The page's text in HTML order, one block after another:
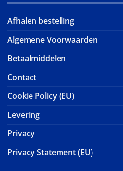
Afhalen bestelling
Algemene Voorwaarden
Betaalmiddelen
Contact
Cookie Policy (EU)
Levering
Privacy
Privacy Statement (EU)